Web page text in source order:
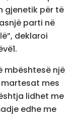
gjenetik për të
parti në
deklaroi
mbështesë një
mes
lidhet me
edhe me